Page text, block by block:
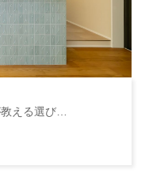
える選び…